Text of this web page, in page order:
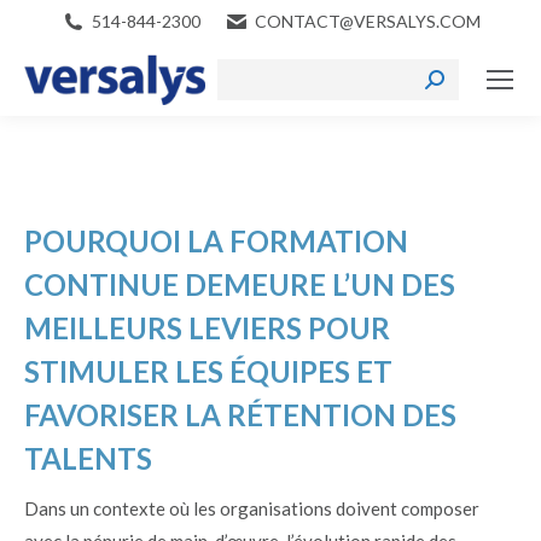
514-844-2300 CONTACT@VERSALYS.COM
POURQUOI LA FORMATION
CONTINUE DEMEURE L’UN DES
MEILLEURS LEVIERS POUR
STIMULER LES ÉQUIPES ET
FAVORISER LA RÉTENTION DES
TALENTS
Dans un contexte où les organisations doivent composer